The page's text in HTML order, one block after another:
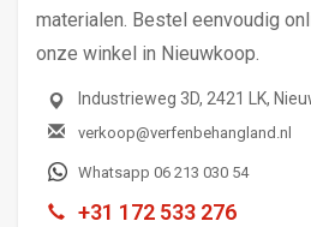
materialen. Bestel eenvoudig
onze winkel in Nieuwkoop.
Industrieweg 3D, 2421 LK,
verkoop@verfenbehangland.nl
Whatsapp 06 213 030 54
+31 172 533 276